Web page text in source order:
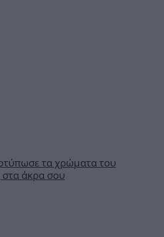
τα χρώματα του
στα άκρα σου